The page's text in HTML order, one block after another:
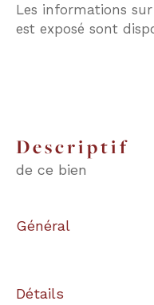
Les informations
est exposé sont
descriptif
de ce bien
Général
Détails